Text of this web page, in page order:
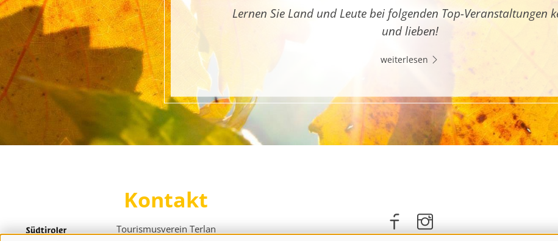
Lernen Sie Land und Leute bei folgenden Top-Veranstaltungen
und lieben!
weiterlesen
Kontakt
Tourismusverein Terlan